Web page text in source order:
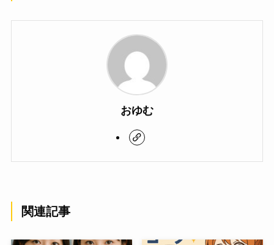
おゆむ
関連記事